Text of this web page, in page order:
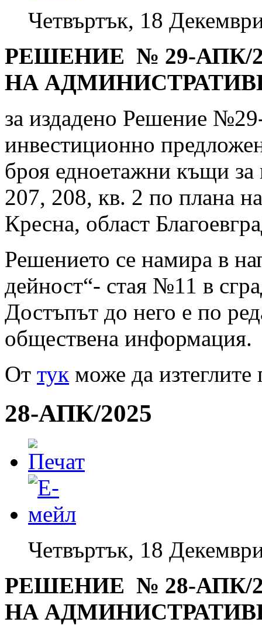
Четвъртък, 18
РЕШЕНИЕ № 29-АПК/
НА
за издадено Решение
инвестиционно
броя едноетажни къщи
207, 208, кв. 2 по плана
Кресна, област
Решението се намира в
дейност“- стая №11 в
Достъпът до него е по
обществена информация.
От тук може да
28-АПК/2025
Четвъртък, 18
РЕШЕНИЕ № 28-АПК/
НА